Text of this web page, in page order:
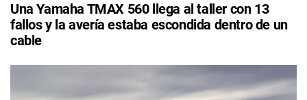
Una Yamaha TMAX 560 llega al taller con 13
fallos y la avería estaba escondida dentro de un
cable